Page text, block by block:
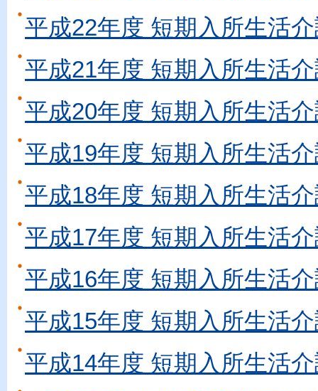
平成22年度 短期入所生活
平成21年度 短期入所生活
平成20年度 短期入所生活
平成19年度 短期入所生活
平成18年度 短期入所生活
平成17年度 短期入所生活
平成16年度 短期入所生活
平成15年度 短期入所生活
平成14年度 短期入所生活